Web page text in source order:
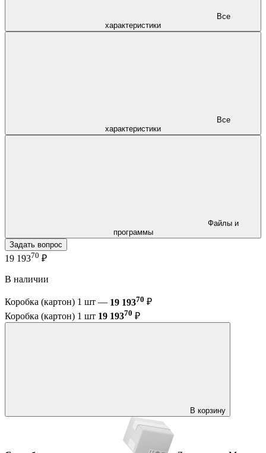
характеристики
характеристики
программы
Задать вопрос
19 19370 ₽
В наличии
Коробка (картон) 1 шт — 19 19370 ₽
Коробка (картон) 1 шт 19 19370 ₽
В корзину